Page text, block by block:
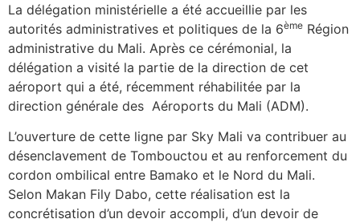
La délégation ministérielle a été accueillie par les
autorités administratives et politiques de la 6ème Région
administrative du Mali. Après ce cérémonial, la
délégation a visité la partie de la direction de cet
aéroport qui a été, récemment réhabilitée par la
direction générale des Aéroports du Mali (ADM).
L’ouverture de cette ligne par Sky Mali va contribuer au
désenclavement de Tombouctou et au renforcement du
cordon ombilical entre Bamako et le Nord du Mali.
Selon Makan Fily Dabo, cette réalisation est la
concrétisation d’un devoir accompli, d’un devoir de